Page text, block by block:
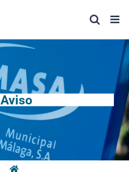
Aviso